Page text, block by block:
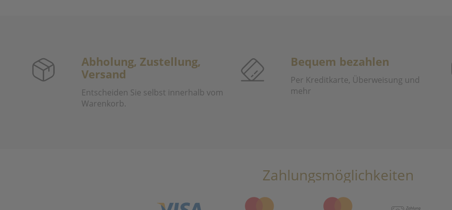
Abholung, Zustellung,
Versand
Entscheiden Sie selbst innerhalb vom
Warenkorb.
Bequem bezahlen
Per Kreditkarte, Überweisung und
mehr
Zahlungsmöglichkeiten